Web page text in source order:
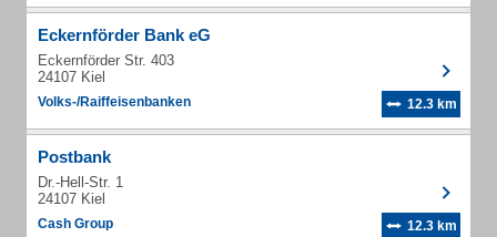
Eckernförder Bank eG
Eckernförder Str. 403
24107 Kiel
Volks-/Raiffeisenbanken 12.3 km
Postbank
Dr.-Hell-Str. 1
24107 Kiel
Cash Group 12.3 km